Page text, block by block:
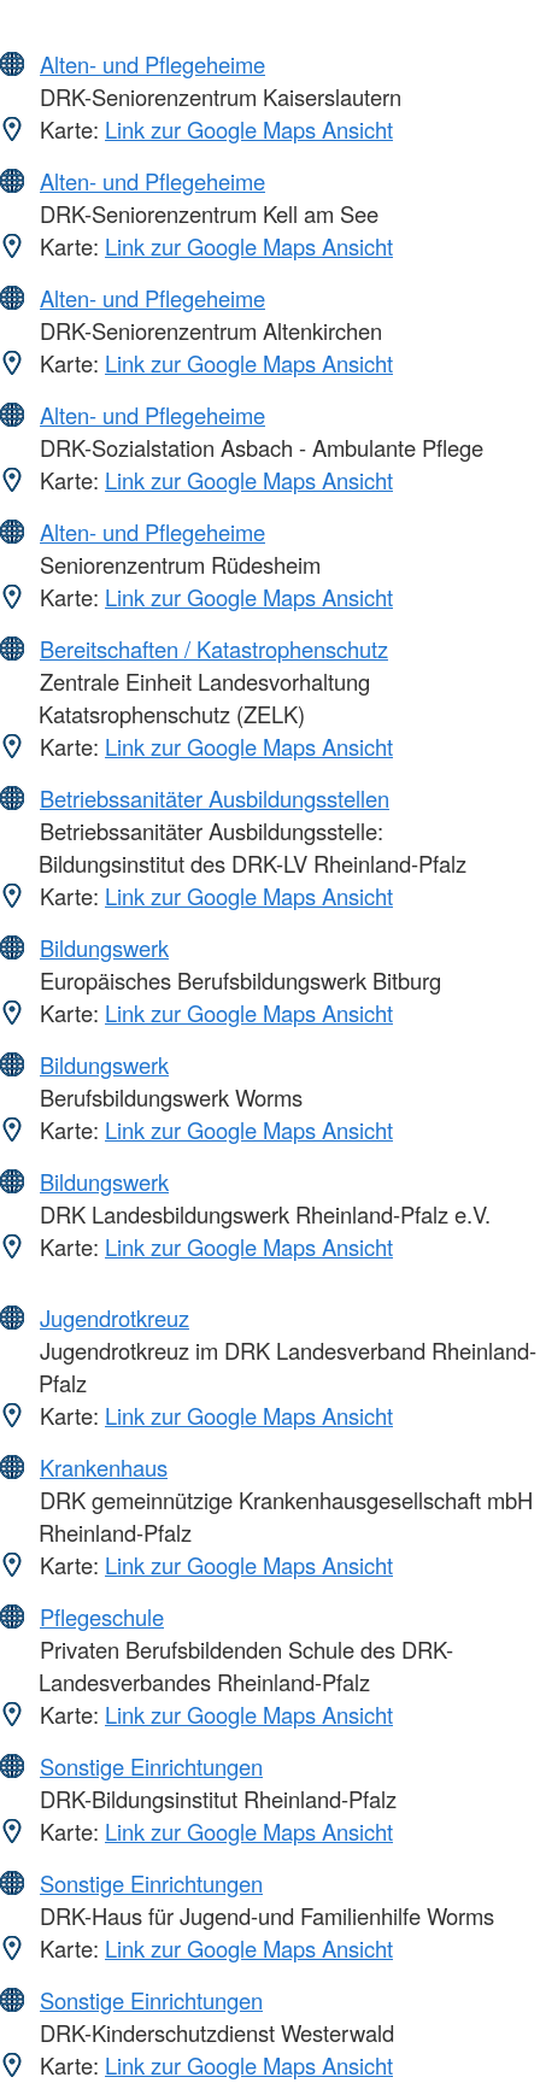
Alten- und Pflegeheime
DRK-Seniorenzentrum Kaiserslautern
Karte: Link zur Google Maps Ansicht
Alten- und Pflegeheime
DRK-Seniorenzentrum Kell am See
Karte: Link zur Google Maps Ansicht
Alten- und Pflegeheime
DRK-Seniorenzentrum Altenkirchen
Karte: Link zur Google Maps Ansicht
Alten- und Pflegeheime
DRK-Sozialstation Asbach - Ambulante Pflege
Karte: Link zur Google Maps Ansicht
Alten- und Pflegeheime
Seniorenzentrum Rüdesheim
Karte: Link zur Google Maps Ansicht
Bereitschaften / Katastrophenschutz
Zentrale Einheit Landesvorhaltung
Katatsrophenschutz (ZELK)
Karte: Link zur Google Maps Ansicht
Betriebssanitäter Ausbildungsstellen
Betriebssanitäter Ausbildungsstelle:
Bildungsinstitut des DRK-LV Rheinland-Pfalz
Karte: Link zur Google Maps Ansicht
Bildungswerk
Europäisches Berufsbildungswerk Bitburg
Karte: Link zur Google Maps Ansicht
Bildungswerk
Berufsbildungswerk Worms
Karte: Link zur Google Maps Ansicht
Bildungswerk
DRK Landesbildungswerk Rheinland-Pfalz e.V.
Karte: Link zur Google Maps Ansicht
Jugendrotkreuz
Jugendrotkreuz im DRK Landesverband Rheinland-
Pfalz
Karte: Link zur Google Maps Ansicht
Krankenhaus
DRK gemeinnützige Krankenhausgesellschaft mbH
Rheinland-Pfalz
Karte: Link zur Google Maps Ansicht
Pflegeschule
Privaten Berufsbildenden Schule des DRK-
Landesverbandes Rheinland-Pfalz
Karte: Link zur Google Maps Ansicht
Sonstige Einrichtungen
DRK-Bildungsinstitut Rheinland-Pfalz
Karte: Link zur Google Maps Ansicht
Sonstige Einrichtungen
DRK-Haus für Jugend-und Familienhilfe Worms
Karte: Link zur Google Maps Ansicht
Sonstige Einrichtungen
DRK-Kinderschutzdienst Westerwald
Karte: Link zur Google Maps Ansicht